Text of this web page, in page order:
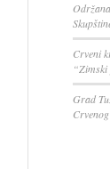
Crveni
Grad